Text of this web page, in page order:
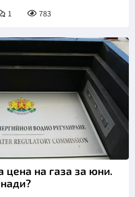
1 783
цена на газа за юни.